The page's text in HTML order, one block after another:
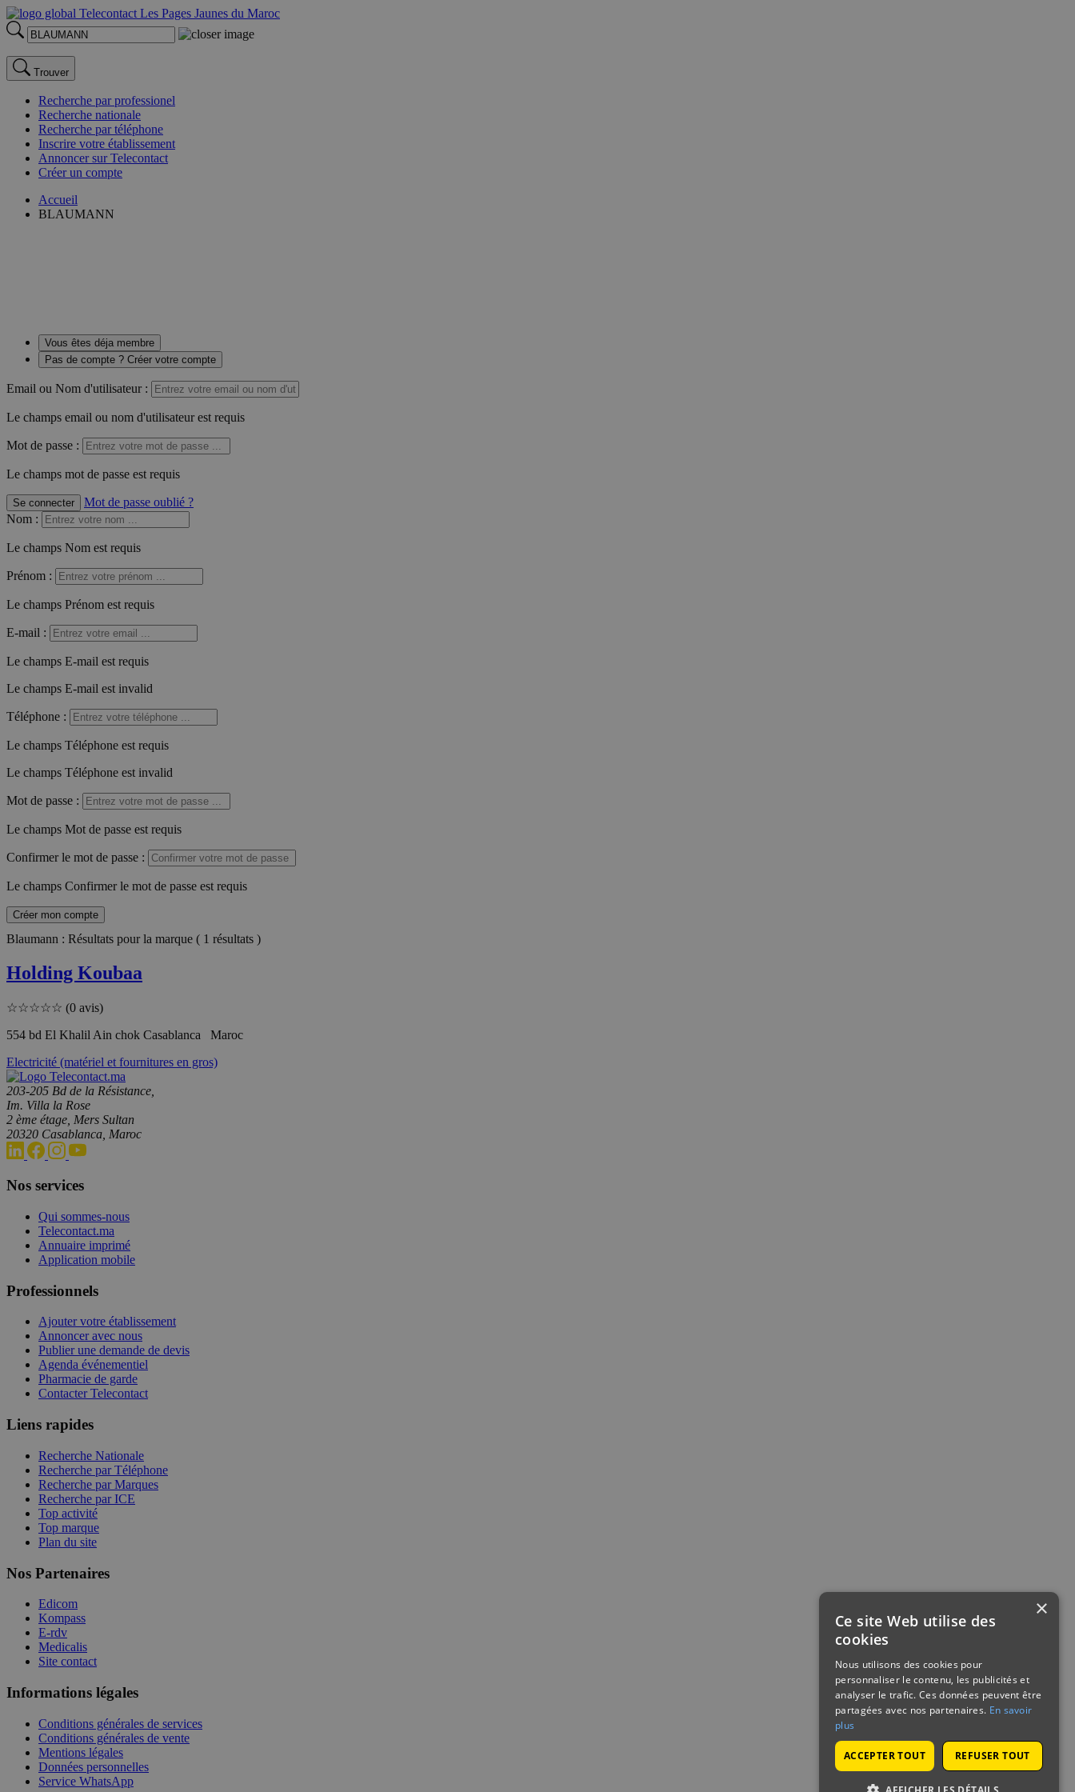
Trouver
Recherche par professionel
Recherche nationale
Recherche par téléphone
Inscrire votre établissement
Annoncer sur Telecontact
Créer un compte
Accueil
BLAUMANN
Vous êtes déja membre
Pas de compte ? Créer votre compte
Email ou Nom d'utilisateur :
Le champs email ou nom d'utilisateur est requis
Mot de passe :
Le champs mot de passe est requis
Se connecter
Mot de passe oublié ?
Nom :
Le champs Nom est requis
Prénom :
Le champs Prénom est requis
E-mail :
Le champs E-mail est requis
Le champs E-mail est invalid
Téléphone :
Le champs Téléphone est requis
Le champs Téléphone est invalid
Mot de passe :
Le champs Mot de passe est requis
Confirmer le mot de passe :
Le champs Confirmer le mot de passe est requis
Créer mon compte
Blaumann : Résultats pour la marque ( 1 résultats )
Holding Koubaa
☆☆☆☆☆ (0 avis)
554 bd El Khalil Ain chok Casablanca Maroc
Electricité (matériel et fournitures en gros)
203-205 Bd de la Résistance,
Im. Villa la Rose
2 ème étage, Mers Sultan
20320 Casablanca, Maroc
Nos services
Qui sommes-nous
Telecontact.ma
Annuaire imprimé
Application mobile
Professionnels
Ajouter votre établissement
Annoncer avec nous
Publier une demande de devis
Agenda événementiel
Pharmacie de garde
Contacter Telecontact
Liens rapides
Recherche Nationale
Recherche par Téléphone
Recherche par Marques
Recherche par ICE
Top activité
Top marque
Plan du site
Nos Partenaires
Edicom
Kompass
E-rdv
Medicalis
Site contact
Informations légales
Conditions générales de services
Conditions générales de vente
Mentions légales
Données personnelles
Service WhatsApp
×
Ce site Web utilise des
cookies
Nous utilisons des cookies pour
personnaliser le contenu, les publicités et
analyser le trafic. Ces données peuvent être
partagées avec nos partenaires. En savoir
plus
ACCEPTER TOUT REFUSER TOUT